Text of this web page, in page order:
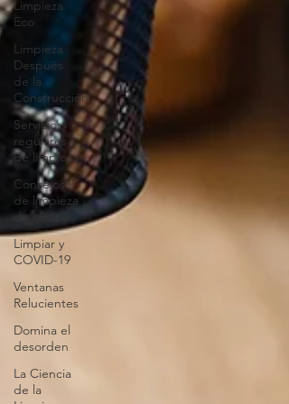
Limpieza
Eco
Limpieza
Después
de la
Construcción
Servicios
regulares
de limpieza
Consejos
de limpieza
de oficina
Limpiar y
COVID-19
Ventanas
Relucientes
Domina el
desorden
La Ciencia
de la